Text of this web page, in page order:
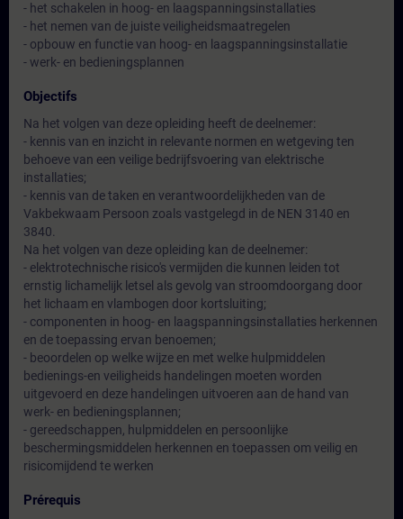
- het schakelen in hoog- en laagspanningsinstallaties
- het nemen van de juiste veiligheidsmaatregelen
- opbouw en functie van hoog- en laagspanningsinstallatie
- werk- en bedieningsplannen
Objectifs
Na het volgen van deze opleiding heeft de deelnemer:
- kennis van en inzicht in relevante normen en wetgeving ten
behoeve van een veilige bedrijfsvoering van elektrische
installaties;
- kennis van de taken en verantwoordelijkheden van de
Vakbekwaam Persoon zoals vastgelegd in de NEN 3140 en
3840.
Na het volgen van deze opleiding kan de deelnemer:
- elektrotechnische risico's vermijden die kunnen leiden tot
ernstig lichamelijk letsel als gevolg van stroomdoorgang door
het lichaam en vlambogen door kortsluiting;
- componenten in hoog- en laagspanningsinstallaties herkennen
en de toepassing ervan benoemen;
- beoordelen op welke wijze en met welke hulpmiddelen
bedienings-en veiligheids handelingen moeten worden
uitgevoerd en deze handelingen uitvoeren aan de hand van
werk- en bedieningsplannen;
- gereedschappen, hulpmiddelen en persoonlijke
beschermingsmiddelen herkennen en toepassen om veilig en
risicomijdend te werken
Prérequis